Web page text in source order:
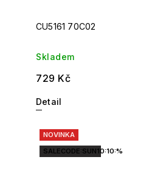
CU5161 70C02
Skladem
729 Kč
Detail
NOVINKA
SALECODE:SUN10:10:%